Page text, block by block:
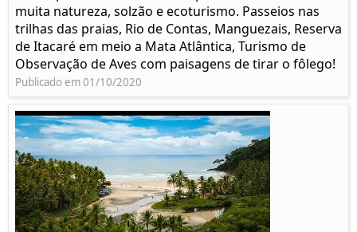
muita natureza, solzão e ecoturismo. Passeios nas
trilhas das praias, Rio de Contas, Manguezais, Reserva
de Itacaré em meio a Mata Atlântica, Turismo de
Observação de Aves com paisagens de tirar o fôlego!
Publicado em 01/10/2020